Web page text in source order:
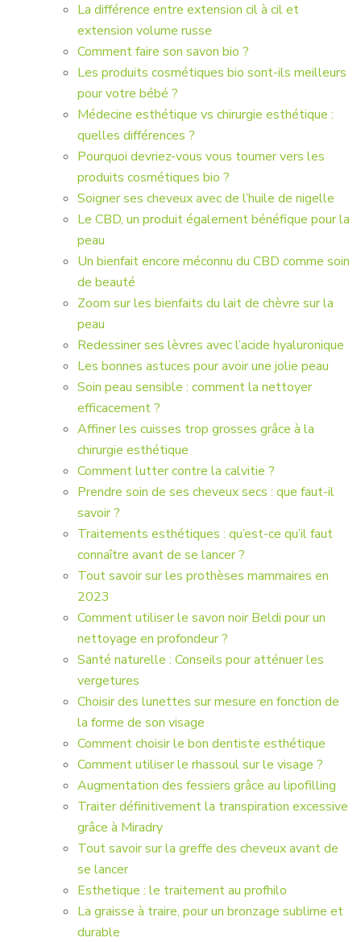
La différence entre extension cil à cil et
extension volume russe
Comment faire son savon bio ?
Les produits cosmétiques bio sont-ils meilleurs
pour votre bébé ?
Médecine esthétique vs chirurgie esthétique :
quelles différences ?
Pourquoi devriez-vous vous tourner vers les
produits cosmétiques bio ?
Soigner ses cheveux avec de l’huile de nigelle
Le CBD, un produit également bénéfique pour la
peau
Un bienfait encore méconnu du CBD comme soin
de beauté
Zoom sur les bienfaits du lait de chèvre sur la
peau
Redessiner ses lèvres avec l’acide hyaluronique
Les bonnes astuces pour avoir une jolie peau
Soin peau sensible : comment la nettoyer
efficacement ?
Affiner les cuisses trop grosses grâce à la
chirurgie esthétique
Comment lutter contre la calvitie ?
Prendre soin de ses cheveux secs : que faut-il
savoir ?
Traitements esthétiques : qu’est-ce qu’il faut
connaître avant de se lancer ?
Tout savoir sur les prothèses mammaires en
2023
Comment utiliser le savon noir Beldi pour un
nettoyage en profondeur ?
Santé naturelle : Conseils pour atténuer les
vergetures
Choisir des lunettes sur mesure en fonction de
la forme de son visage
Comment choisir le bon dentiste esthétique
Comment utiliser le rhassoul sur le visage ?
Augmentation des fessiers grâce au lipofilling
Traiter définitivement la transpiration excessive
grâce à Miradry
Tout savoir sur la greffe des cheveux avant de
se lancer
Esthetique : le traitement au profhilo
La graisse à traire, pour un bronzage sublime et
durable